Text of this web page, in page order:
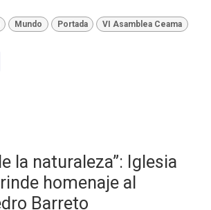
Mundo Portada VI Asamblea Ceama
la naturaleza”: Iglesia
homenaje al
Barreto